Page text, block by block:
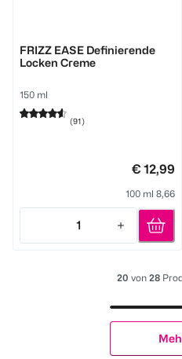
FRIZZ EASE Definierende
Locken Creme
150 ml
(91)
€ 12,99
100 ml 8,66
1
Quantity: 1
20 von 28